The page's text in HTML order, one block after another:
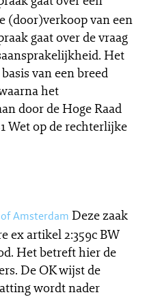
(door)verkoop van een
gaat over de vraag
Het
van een breed
het
door de Hoge Raad
Wet op de rechterlijke
Amsterdam Deze zaak
ex artikel 2:359c BW
Het betreft hier de
De OK wijst de
wordt nader